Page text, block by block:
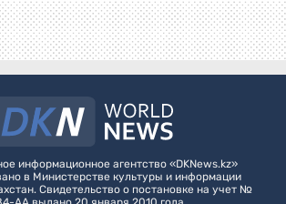
информационное агентство «DKNews.kz»
в Министерстве культуры и информации
Свидетельство о постановке на учет №